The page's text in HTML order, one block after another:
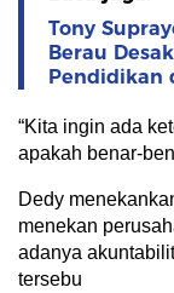
Tony
Berau
Pendidikan
“Kita ingin ada
apakah benar-
Dedy
menekan
adanya
tersebu